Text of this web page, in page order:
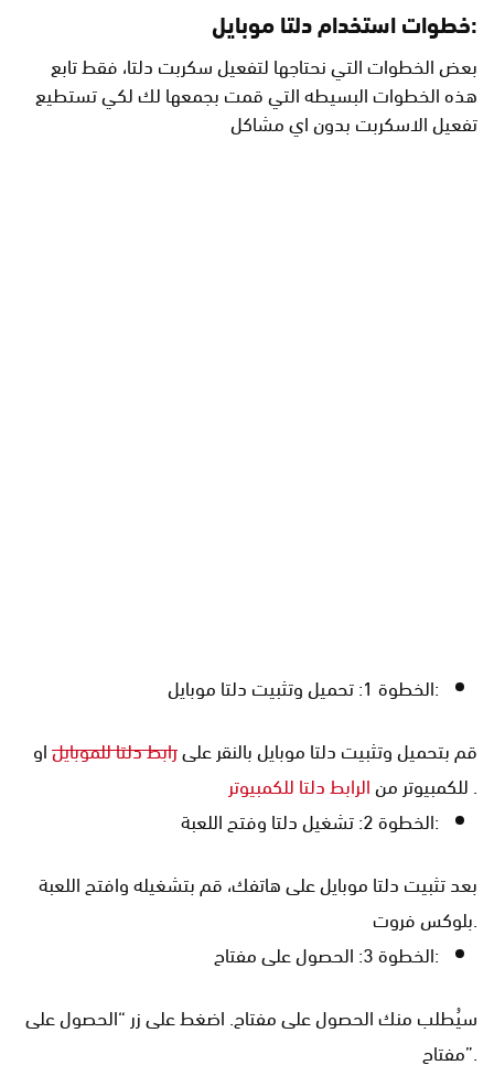
خطوات استخدام دلتا موبايل:
بعض الخطوات التي نحتاجها لتفعيل سكربت دلتا، فقط تابع
هذه الخطوات البسيطه التي قمت بجمعها لك لكي تستطيع
تفعيل الاسكربت بدون اي مشاكل
الخطوة 1: تحميل وتثبيت دلتا موبايل:
قم بتحميل وتثبيت دلتا موبايل بالنقر علىرابط دلتا للموبايلاو
للكمبيوتر منالرابط دلتا للكمبيوتر
.
الخطوة 2: تشغيل دلتا وفتح اللعبة:
بعد تثبيت دلتا موبايل على هاتفك، قم بتشغيله وافتح اللعبة
بلوكس فروت.
الخطوة 3: الحصول على مفتاح:
سيُطلب منك الحصول على مفتاح. اضغط على زر “الحصول على
مفتاح”.